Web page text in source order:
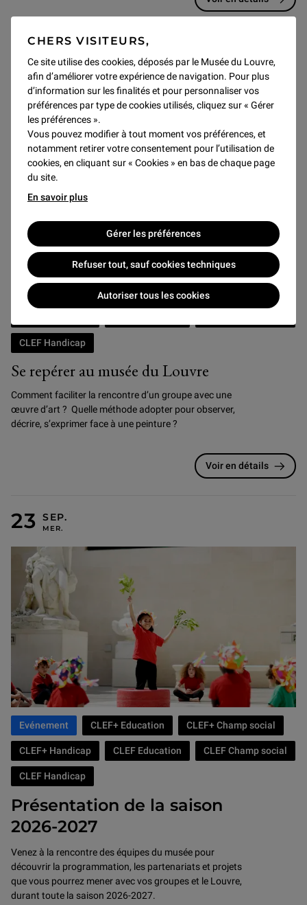
CHERS VISITEURS,
Ce site utilise des cookies, déposés par le Musée du Louvre,
afin d’améliorer votre expérience de navigation. Pour plus
d’information sur les finalités et pour personnaliser vos
préférences par type de cookies utilisés, cliquez sur « Gérer
les préférences ».
Vous pouvez modifier à tout moment vos préférences, et
notamment retirer votre consentement pour l’utilisation de
cookies, en cliquant sur « Cookies » en bas de chaque page
du site.
En savoir plus
Gérer les préférences
Refuser tout, sauf cookies techniques
Autoriser tous les cookies
19 SEPTEMBRE 2026
Se repérer au musée du Louvre
Méthodologie CLEF+ Education CLEF+ Champ social
CLEF Handicap
Comment faciliter la rencontre d’un groupe avec une
œuvre d’art ? Quelle méthode adopter pour observer,
décrire, s’exprimer face à une peinture ?
Voir en détails
Présentation de la saison
2026-2027
Evénement CLEF+ Education CLEF+ Champ social
CLEF+ Handicap CLEF Education CLEF Champ social
CLEF Handicap
Venez à la rencontre des équipes du musée pour
découvrir la programmation, les partenariats et projets
que vous pourrez mener avec vos groupes et le Louvre,
durant toute la saison 2026-2027.